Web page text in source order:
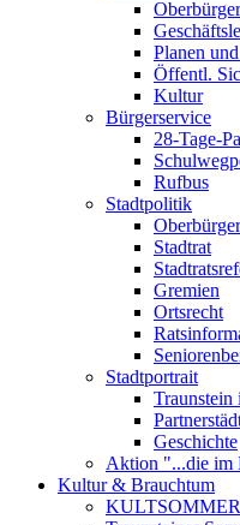
Planen
Öffentl.
Kultur
Bürgerservice
28-Tage-
Rufbus
Stadtpolitik
Stadtrat
Gremien
Ortsrecht
Stadtportrait
Traunstein
Geschichte
Aktion "...die im
Kultur & Brauchtum
KULTSOMMER